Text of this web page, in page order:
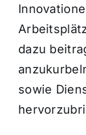
dazu
sowie